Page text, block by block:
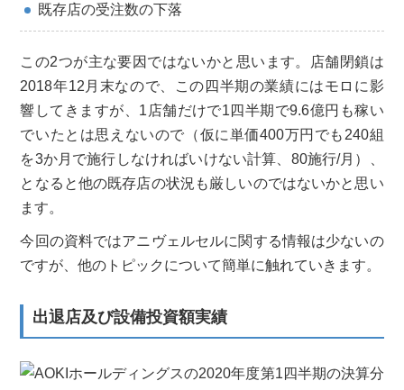
既存店の受注数の下落
この2つが主な要因ではないかと思います。店舗閉鎖は
2018年12月末なので、この四半期の業績にはモロに影
響してきますが、1店舗だけで1四半期で9.6億円も稼い
でいたとは思えないので（仮に単価400万円でも240組
を3か月で施行しなければいけない計算、80施行/月）、
となると他の既存店の状況も厳しいのではないかと思い
ます。
今回の資料ではアニヴェルセルに関する情報は少ないの
ですが、他のトピックについて簡単に触れていきます。
出退店及び設備投資額実績